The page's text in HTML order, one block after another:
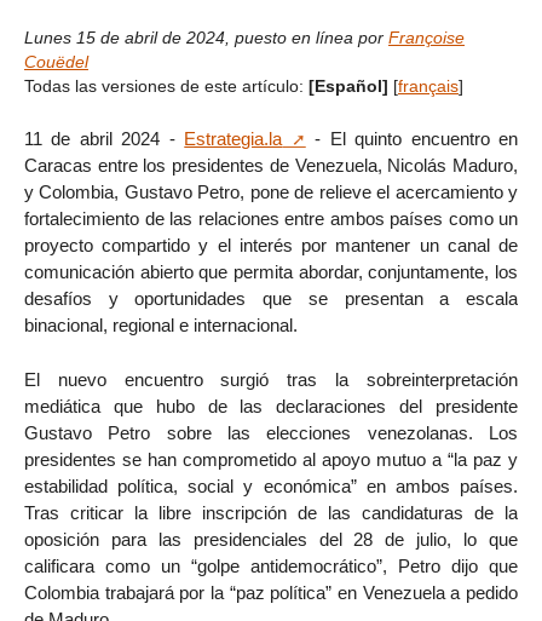
Lunes 15 de abril de 2024 puesto en línea por Françoise
Couëdel
Todas las versiones de este artículo: [Español] [français]
11 de abril 2024 - Estrategia.la
- El quinto encuentro en
Caracas entre los presidentes de Venezuela, Nicolás Maduro,
y Colombia, Gustavo Petro, pone de relieve el acercamiento y
fortalecimiento de las relaciones entre ambos países como un
proyecto compartido y el interés por mantener un canal de
comunicación abierto que permita abordar, conjuntamente, los
desafíos y oportunidades que se presentan a escala
binacional, regional e internacional.
El nuevo encuentro surgió tras la sobreinterpretación
mediática que hubo de las declaraciones del presidente
Gustavo Petro sobre las elecciones venezolanas. Los
presidentes se han comprometido al apoyo mutuo a “la paz y
estabilidad política, social y económica” en ambos países.
Tras criticar la libre inscripción de las candidaturas de la
oposición para las presidenciales del 28 de julio, lo que
calificara como un “golpe antidemocrático”, Petro dijo que
Colombia trabajará por la “paz política” en Venezuela a pedido